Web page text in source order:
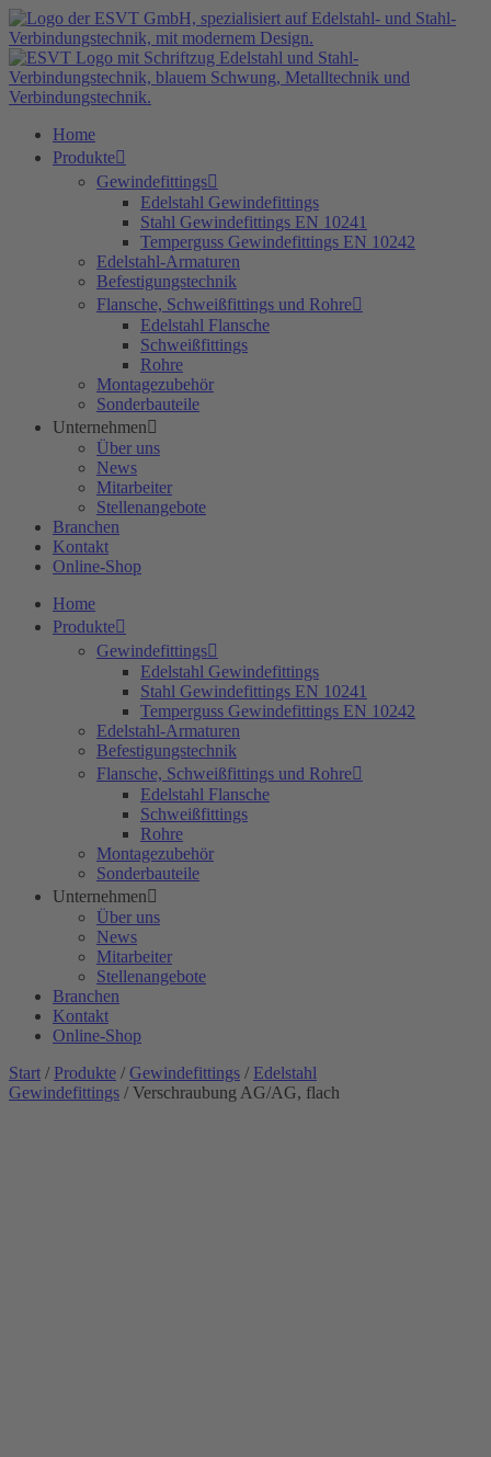
Zum
Inhalt
springen
Home
Produkte
Gewindefittings
Edelstahl Gewindefittings
Stahl Gewindefittings EN 10241
Temperguss Gewindefittings EN 10242
Edelstahl-Armaturen
Befestigungstechnik
Flansche, Schweißfittings und Rohre
Edelstahl Flansche
Schweißfittings
Rohre
Montagezubehör
Sonderbauteile
Unternehmen
Über uns
News
Mitarbeiter
Stellenangebote
Branchen
Kontakt
Online-Shop
Home
Produkte
Gewindefittings
Edelstahl Gewindefittings
Stahl Gewindefittings EN 10241
Temperguss Gewindefittings EN 10242
Edelstahl-Armaturen
Befestigungstechnik
Flansche, Schweißfittings und Rohre
Edelstahl Flansche
Schweißfittings
Rohre
Montagezubehör
Sonderbauteile
Unternehmen
Über uns
News
Mitarbeiter
Stellenangebote
Branchen
Kontakt
Online-Shop
Start / Produkte / Gewindefittings / Edelstahl
Gewindefittings / Verschraubung AG/AG, flach